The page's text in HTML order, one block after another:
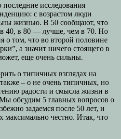
исследования
с возрастом люди
жизнью. В 50 сообщают, что
40, в 80 — лучше, чем в 70. Но
о том, что во второй половине
а значит ничего стоящего в
еще очень сильны.
о типичных взглядах на
– о не очень типичных, но
радости и смысла жизни в
обсудим 5 главных вопросов о
задаемся после 50 лет, и
максимально честно. Итак, что